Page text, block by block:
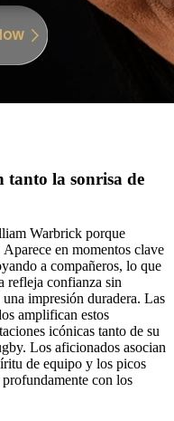
tanto la sonrisa de
Warbrick porque
en momentos clave
a compañeros, lo que
refleja confianza sin
impresión duradera. Las
amplifican estos
icónicas tanto de su
Los aficionados asocian
de equipo y los picos
con los